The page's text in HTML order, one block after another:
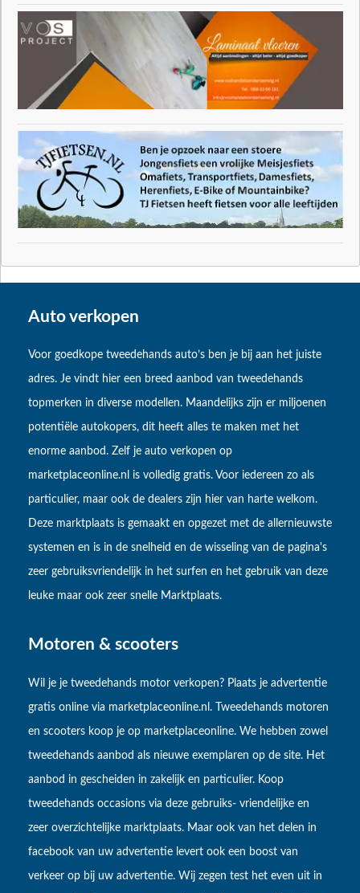
Auto verkopen
Voor goedkope tweedehands auto’s ben je bij aan het juiste
adres. Je vindt hier een breed aanbod van tweedehands
topmerken in diverse modellen. Maandelijks zijn er miljoenen
potentiële autokopers, dit heeft alles te maken met het
enorme aanbod. Zelf je auto verkopen op
marketplaceonline.nl is volledig gratis. Voor iedereen zo als
particulier, maar ook de dealers zijn hier van harte welkom.
Deze marktplaats is gemaakt en opgezet met de allernieuwste
systemen en is in de snelheid en de wisseling van de pagina's
zeer gebruiksvriendelijk in het surfen en het gebruik van deze
leuke maar ook zeer snelle Marktplaats.
Motoren & scooters
Wil je je tweedehands motor verkopen? Plaats je advertentie
gratis online via marketplaceonline.nl. Tweedehands motoren
en scooters koop je op marketplaceonline. We hebben zowel
tweedehands aanbod als nieuwe exemplaren op de site. Het
aanbod in gescheiden in zakelijk en particulier. Koop
tweedehands occasions via deze gebruiks- vriendelijke en
zeer overzichtelijke marktplaats. Maar ook van het delen in
facebook van uw advertentie levert ook een boost van
verkeer op bij uw advertentie. Wij zegen test het even uit in